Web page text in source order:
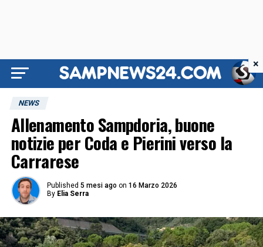
NEWS
Allenamento Sampdoria, buone
notizie per Coda e Pierini verso la
Carrarese
Published 5 mesi ago on 16 Marzo 2026
By Elia Serra
×